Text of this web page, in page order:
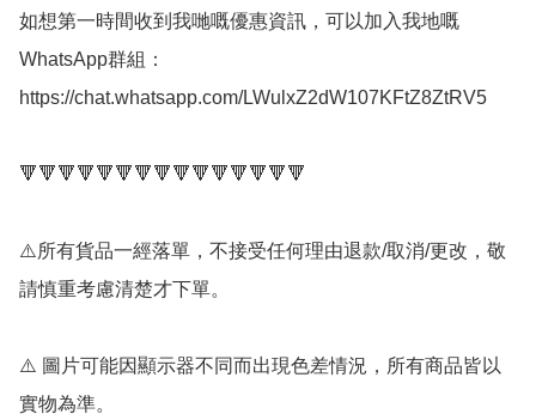
如想第一時間收到我哋嘅優惠資訊，可以加入我地嘅
WhatsApp群組：
https://chat.whatsapp.com/LWulxZ2dW107KFtZ8ZtRV5
🔻🔻🔻🔻🔻🔻🔻🔻🔻🔻🔻🔻🔻🔻🔻
⚠️所有貨品一經落單，不接受任何理由退款/取消/更改，敬
請慎重考慮清楚才下單。
⚠️ 圖片可能因顯示器不同而出現色差情況，所有商品皆以
實物為準。